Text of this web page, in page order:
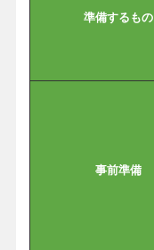
準備するもの
事前準備